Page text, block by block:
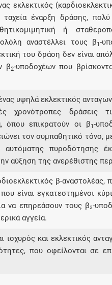
εκλεκτικός
έναρξη δράσης,
ή
αναστέλλει τους β1-
του δράση δεν είναι
β2-υποδοχέων που
υψηλά εκλεκτικός
χρονότροπες δράσεις
όπου επικρατούν οι β1-
τον συμπαθητικό τόνο,
πυροδότησης
αύξηση της ανερέθιστης
β-
είναι εγκατεστημένοι
να επηρεάσουν τους β₂-
αγγεία.
ισχυρός και εκλεκτικός
που οφείλονται σε